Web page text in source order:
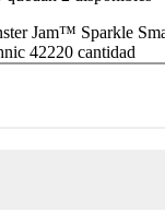
Jam™ Sparkle
42220 cantidad